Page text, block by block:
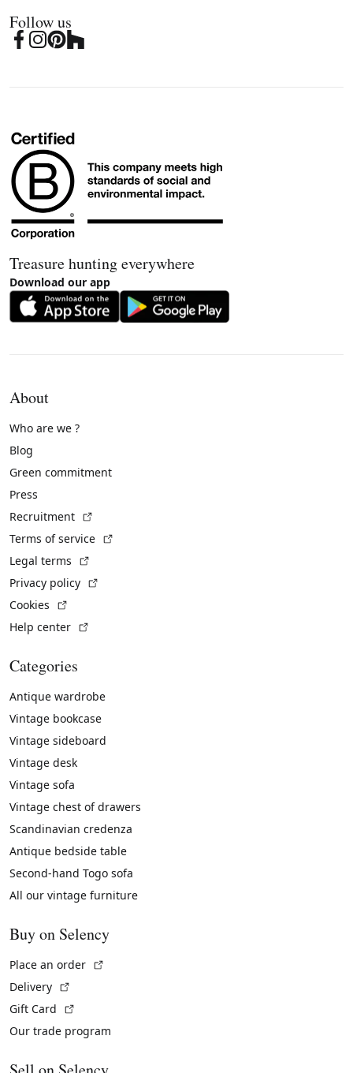
Follow us
Treasure hunting everywhere
Download our app
About
Who are we ?
Blog
Green commitment
Press
Recruitment
Terms of service
Legal terms
Privacy policy
Cookies
Help center
Categories
Antique wardrobe
Vintage bookcase
Vintage sideboard
Vintage desk
Vintage sofa
Vintage chest of drawers
Scandinavian credenza
Antique bedside table
Second-hand Togo sofa
All our vintage furniture
Buy on Selency
Place an order
Delivery
Gift Card
Our trade program